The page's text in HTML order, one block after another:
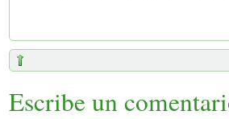
Escribe un